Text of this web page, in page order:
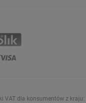
VAT dla konsumentów z kraju: